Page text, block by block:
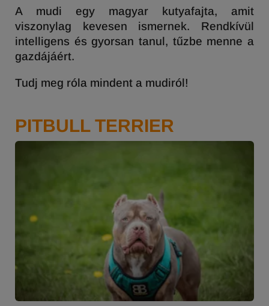
A mudi egy magyar kutyafajta, amit
viszonylag kevesen ismernek. Rendkívül
intelligens és gyorsan tanul, tűzbe menne a
gazdájáért.
Tudj meg róla mindent a mudiról!
PITBULL TERRIER